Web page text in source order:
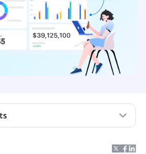
선택이 아니라 필수인 이유